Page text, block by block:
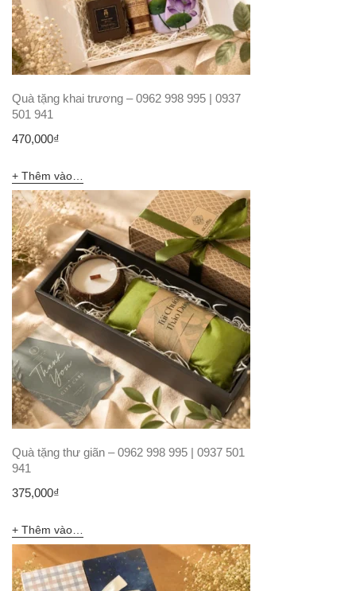
Quà tặng khai trương – 0962 998 995 | 0937
501 941
470,000₫
Thêm vào giỏ hàng
Quà tặng thư giãn – 0962 998 995 | 0937 501
941
375,000₫
Thêm vào giỏ hàng